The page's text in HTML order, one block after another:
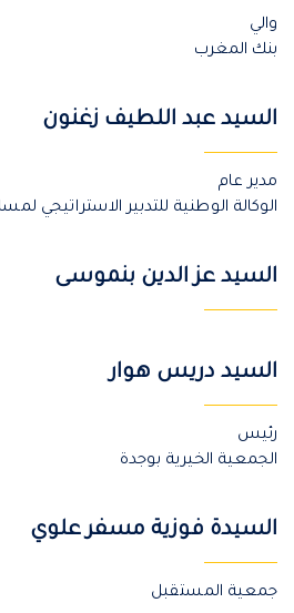
والي
بنك المغرب
السيد عبد اللطيف زغنون
مدير عام
الوكالة الوطنية للتدبير الاستراتيجي
السيد عز الدين بنموسى
السيد دريس هوار
رئيس
الجمعية الخيرية بوجدة
السيدة فوزية مسفر علوي
جمعية المستقبل